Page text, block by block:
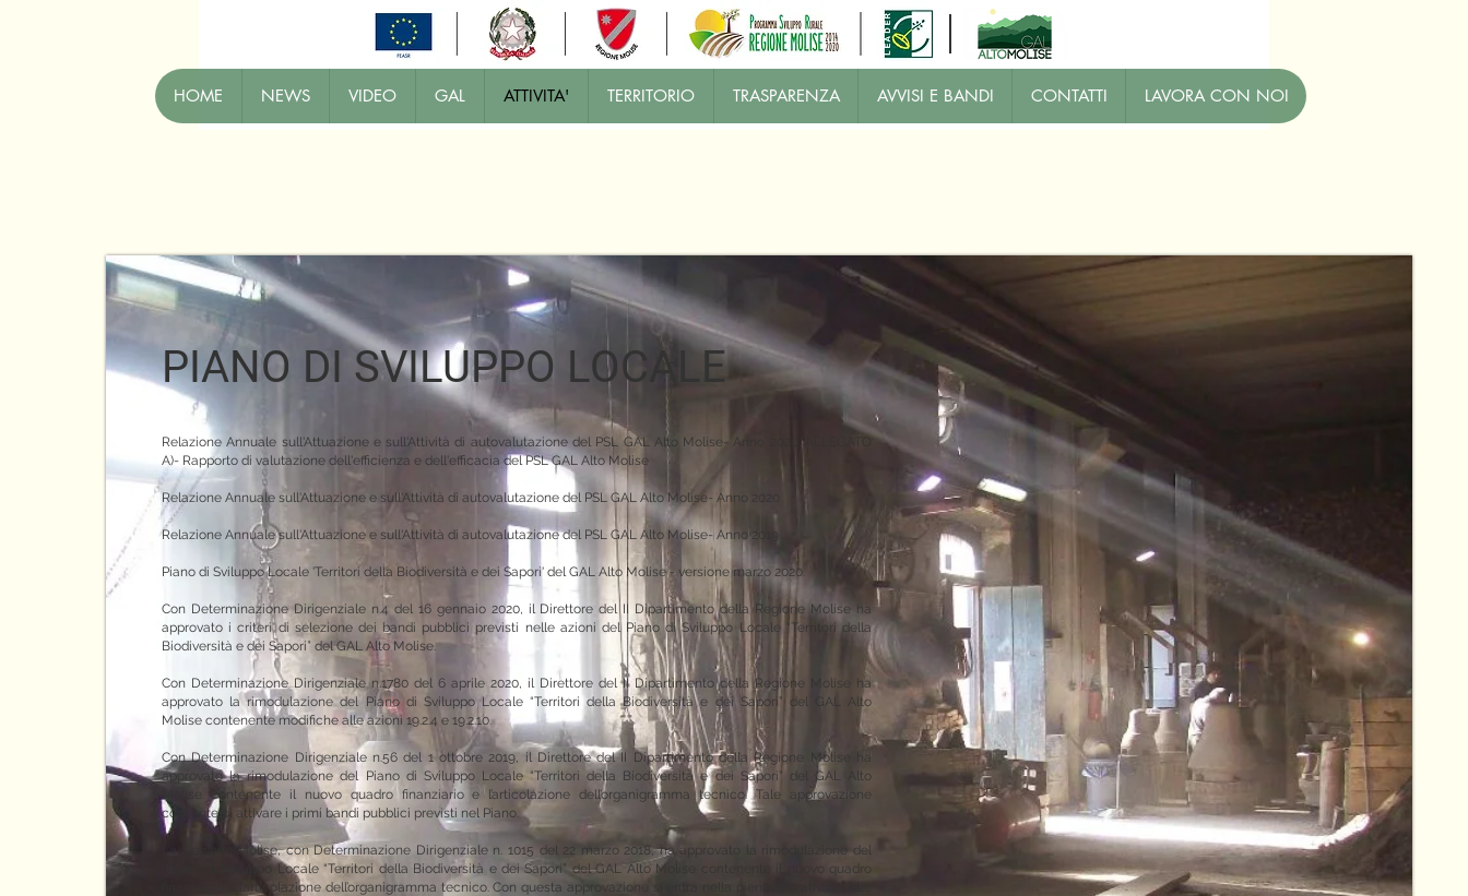
HOME NEWS VIDEO GAL ATTIVITA' TERRITORIO TRASPARENZA AVVISI E BANDI CONTATTI LAVORA CON NOI
01
PIANO DI SVILUPPO LOCALE
Relazione Annuale sull'Attuazione e sull'Attività di autovalutazione del PSL GAL Alto Molise- Anno 2020: ALLEGATO
A)- Rapporto di valutazione dell'efficienza e dell'efficacia del PSL GAL Alto Molise
Relazione Annuale sull'Attuazione e sull'Attività di autovalutazione del PSL GAL Alto Molise- Anno 2020
Relazione Annuale sull'Attuazione e sull'Attività di autovalutazione del PSL GAL Alto Molise- Anno 2019
Piano di Sviluppo Locale 'Territori della Biodiversità e dei Sapori' del GAL Alto Molise - versione marzo 2020.
Con Determinazione Dirigenziale n.4 del 16 gennaio 2020, il Direttore del II Dipartimento della Regione Molise ha
approvato i criteri di selezione dei bandi pubblici previsti nelle azioni del Piano di Sviluppo Locale “Territori della
Biodiversità e dei Sapori” del GAL Alto Molise.
Con Determinazione Dirigenziale n.1780 del 6 aprile 2020, il Direttore del II Dipartimento della Regione Molise ha
approvato la rimodulazione del Piano di Sviluppo Locale “Territori della Biodiversità e dei Sapori” del GAL Alto
Molise contenente modifiche alle azioni 19.2.4 e 19.2.10.
Con Determinazione Dirigenziale n.56 del 1 ottobre 2019, il Direttore del II Dipartimento della Regione Molise ha
approvato la rimodulazione del Piano di Sviluppo Locale “Territori della Biodiversità e dei Sapori” del GAL Alto
contenente il nuovo quadro finanziario e l’articolazione dell’organigramma tecnico. Tale approvazione
consente di attivare i primi bandi pubblici previsti nel Piano.
La Regione Molise, con Determinazione Dirigenziale n. 1015 del 22 marzo 2018, ha approvato la rimodulazione del
Piano di Sviluppo Locale “Territori della Biodiversità e dei Sapori” del GAL Alto Molise
contenente il nuovo quadro
finanziario e l’articolazione dell’organigramma tecnico. Con questa approvazione si entra nella piena operatività delle